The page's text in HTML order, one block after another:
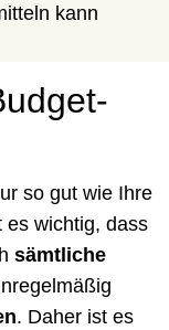
kann
so gut wie Ihre
es wichtig, dass
sämtliche
. Daher ist es